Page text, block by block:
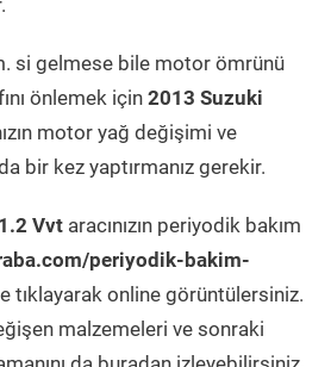
si gelmese bile motor ömrünü
önlemek için 2013 Suzuki
motor yağ değişimi ve
bir kez yaptırmanız gerekir.
Vvt aracınızın periyodik bakım
periyodik-bakim-
tıklayarak online görüntülersiniz.
malzemeleri ve sonraki